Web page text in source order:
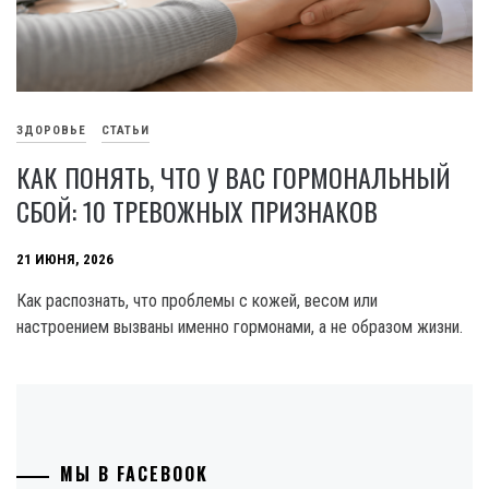
ЗДОРОВЬЕ СТАТЬИ
КАК ПОНЯТЬ, ЧТО У ВАС ГОРМОНАЛЬНЫЙ
СБОЙ: 10 ТРЕВОЖНЫХ ПРИЗНАКОВ
21 ИЮНЯ, 2026
Как распознать, что проблемы с кожей, весом или
настроением вызваны именно гормонами, а не образом жизни.
МЫ В FACEBOOK